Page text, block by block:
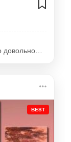
довольно…
BEST